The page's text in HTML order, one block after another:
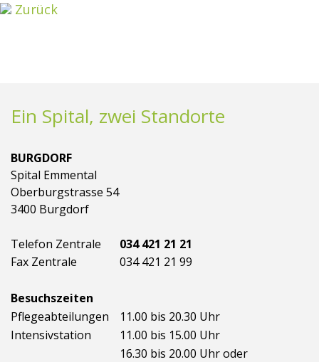
Zurück
Ein Spital, zwei Standorte
BURGDORF
Spital Emmental
Oberburgstrasse 54
3400 Burgdorf
Telefon Zentrale
034 421 21 21
Fax Zentrale
034 421 21 99
Besuchszeiten
Pflegeabteilungen
11.00 bis 20.30 Uhr
Intensivstation
11.00 bis 15.00 Uhr
16.30 bis 20.00 Uhr oder